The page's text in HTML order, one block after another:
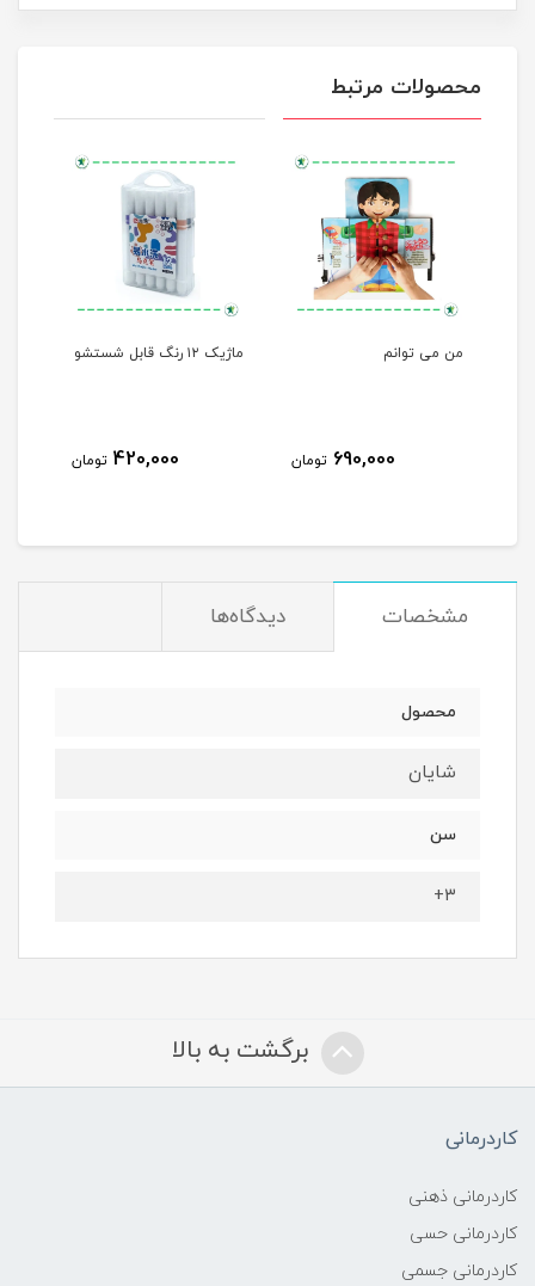
محصولات مرتبط
من می توانم
690,000 تومان
ماژیک ۱۲ رنگ قابل شستشو
420,000 تومان
مشخصات دیدگاه‌ها
محصول
شایان
سن
۳+
برگشت به بالا
کاردرمانی
کاردرمانی ذهنی
کاردرمانی حسی
کاردرمانی جسمی